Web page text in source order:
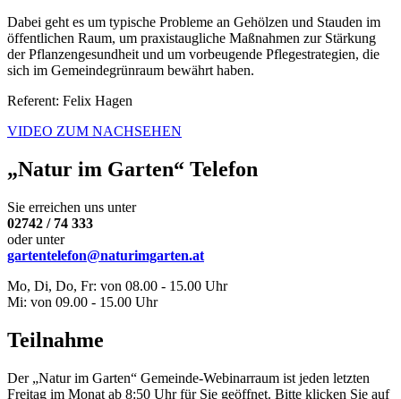
Dabei geht es um typische Probleme an Gehölzen und Stauden im
öffentlichen Raum, um praxistaugliche Maßnahmen zur Stärkung
der Pflanzengesundheit und um vorbeugende Pflegestrategien, die
sich im Gemeindegrünraum bewährt haben.
Referent: Felix Hagen
VIDEO ZUM NACHSEHEN
„Natur im Garten“ Telefon
Sie erreichen uns unter
02742 / 74 333
oder unter
gartentelefon@naturimgarten.at
Mo, Di, Do, Fr: von 08.00 - 15.00 Uhr
Mi: von 09.00 - 15.00 Uhr
Teilnahme
Der „Natur im Garten“ Gemeinde-Webinarraum ist jeden letzten
Freitag im Monat ab 8:50 Uhr für Sie geöffnet. Bitte klicken Sie auf